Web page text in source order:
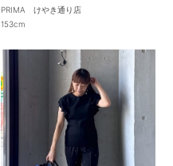
PRIMA けやき通り店
153cm